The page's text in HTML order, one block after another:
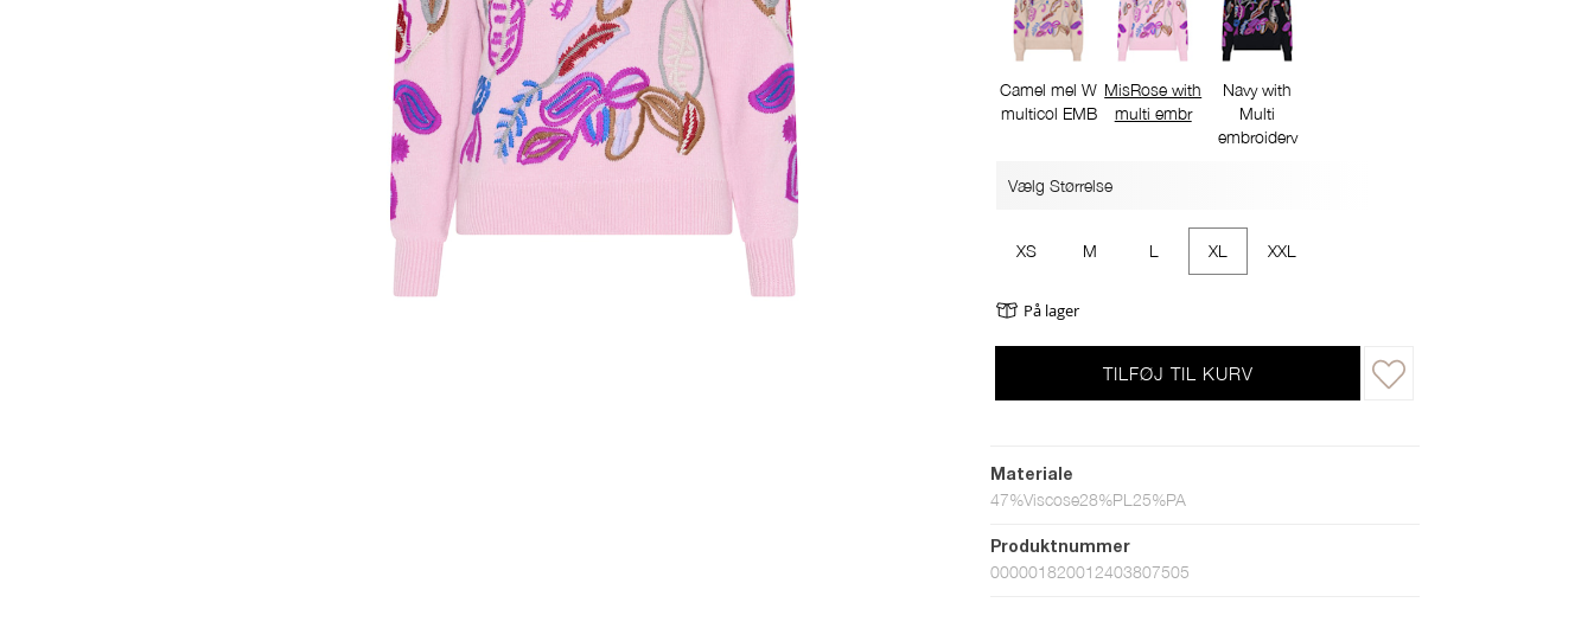
Camel mel W
multicol EMB
MisRose with
multi embr
Navy with
Multi
embroidery
Vælg Størrelse
XS M L XL XXL
På lager
TILFØJ TIL KURV
Materiale
47%Viscose28%PL25%PA
Produktnummer
000001820012403807505